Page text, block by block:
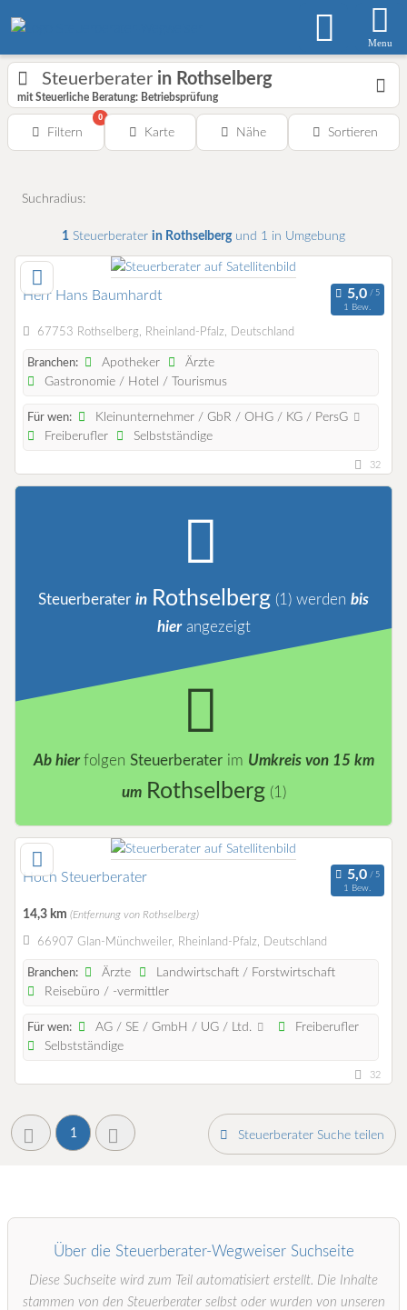
Menu
Steuerberater in Rothselberg
mit Steuerliche Beratung: Betriebsprüfung
Filtern
0
Karte Nähe Sortieren
Suchradius:
1 Steuerberater in Rothselbergund 1 in Umgebung
Herr Hans Baumhardt
1 Bew.
67753 Rothselberg, Rheinland-Pfalz, Deutschland
Branchen: Apotheker
Ärzte
Gastronomie / Hotel / Tourismus
Für wen:
Kleinunternehmer / GbR / OHG / KG / PersG
Freiberufler
Selbstständige
32
Steuerberater in Rothselberg (1) werden bis
hierangezeigt
Ab hierfolgen Steuerberaterim Umkreis von 15 km
um Rothselberg (1)
Hoch Steuerberater
1 Bew.
14,3 km (Entfernung von Rothselberg)
66907 Glan-Münchweiler, Rheinland-Pfalz, Deutschland
Branchen: Ärzte
Landwirtschaft / Forstwirtschaft
Reisebüro / -vermittler
Für wen: AG / SE / GmbH / UG / Ltd.
Freiberufler
Selbstständige
32
1 Steuerberater Suche teilen
Über die Steuerberater-Wegweiser Suchseite
Diese Suchseite wird zum Teil automatisiert erstellt. Die Inhalte
stammen von den Steuerberater selbst oder wurden von unseren